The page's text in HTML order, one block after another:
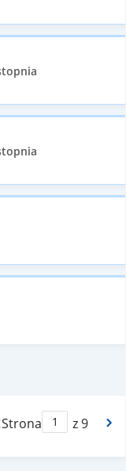
Strona
Max Stronaz 9